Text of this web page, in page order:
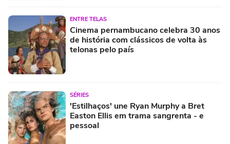
ENTRE TELAS
Cinema pernambucano celebra 30 anos
de história com clássicos de volta às
telonas pelo país
SÉRIES
'Estilhaços' une Ryan Murphy a Bret
Easton Ellis em trama sangrenta - e
pessoal